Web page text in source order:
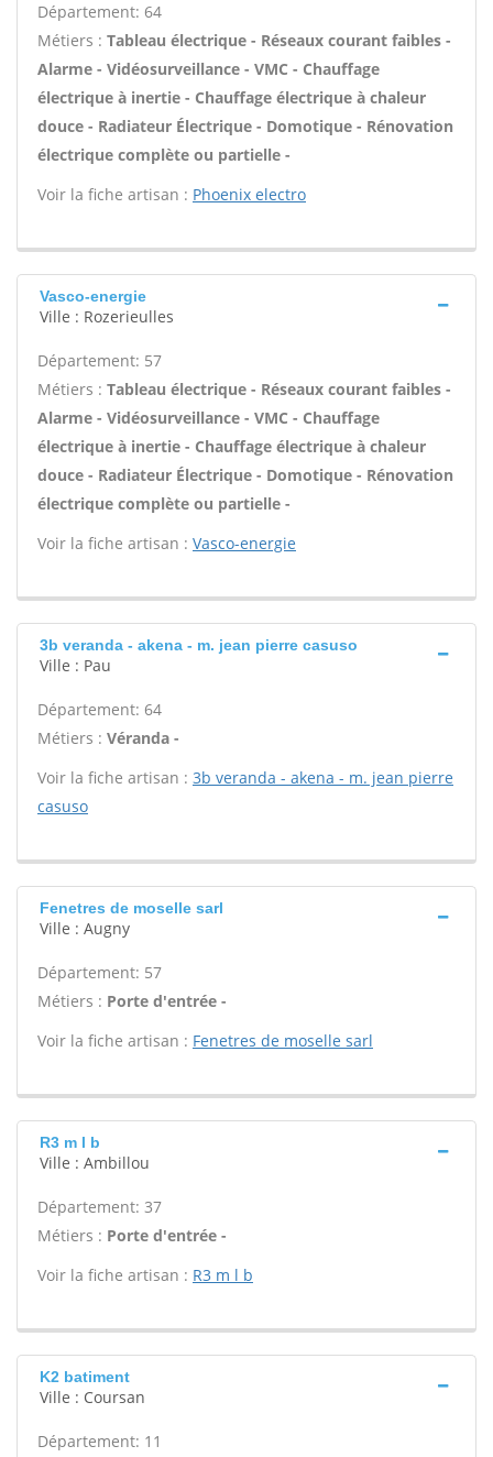
Département: 64
Métiers : Tableau électrique - Réseaux courant faibles -
Alarme - Vidéosurveillance - VMC - Chauffage
électrique à inertie - Chauffage électrique à chaleur
douce - Radiateur Électrique - Domotique - Rénovation
électrique complète ou partielle -
Voir la fiche artisan : Phoenix electro
Vasco-energie
Ville : Rozerieulles
Département: 57
Métiers : Tableau électrique - Réseaux courant faibles -
Alarme - Vidéosurveillance - VMC - Chauffage
électrique à inertie - Chauffage électrique à chaleur
douce - Radiateur Électrique - Domotique - Rénovation
électrique complète ou partielle -
Voir la fiche artisan : Vasco-energie
3b veranda - akena - m. jean pierre casuso
Ville : Pau
Département: 64
Métiers : Véranda -
Voir la fiche artisan : 3b veranda - akena - m. jean pierre
casuso
Fenetres de moselle sarl
Ville : Augny
Département: 57
Métiers : Porte d'entrée -
Voir la fiche artisan : Fenetres de moselle sarl
R3 m l b
Ville : Ambillou
Département: 37
Métiers : Porte d'entrée -
Voir la fiche artisan : R3 m l b
K2 batiment
Ville : Coursan
Département: 11